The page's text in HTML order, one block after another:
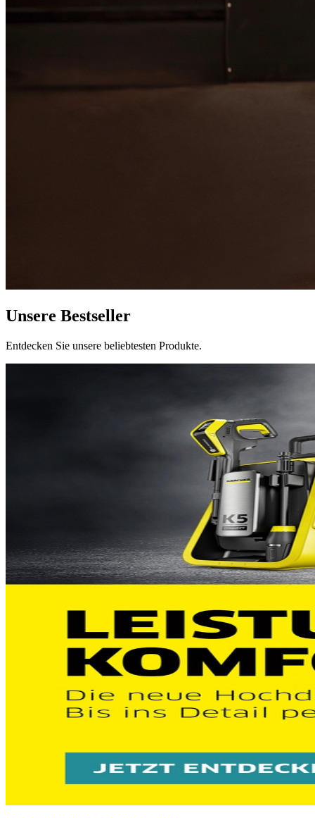
Unsere Bestseller
Entdecken Sie unsere beliebtesten Produkte.